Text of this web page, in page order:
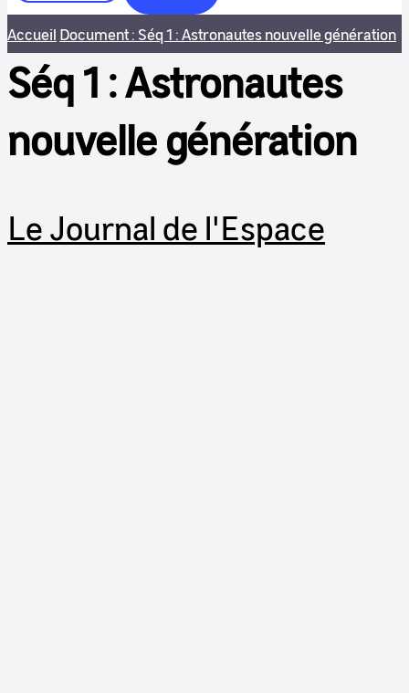
Accueil Document : Séq 1 : Astronautes nouvelle génération
Séq 1 : Astronautes
nouvelle génération
Le Journal de l'Espace